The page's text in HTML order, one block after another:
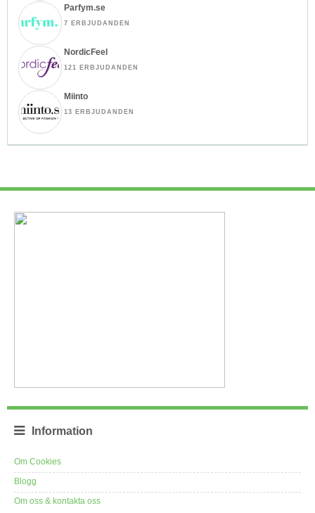
Parfym.se
7 ERBJUDANDEN
NordicFeel
121 ERBJUDANDEN
Miinto
13 ERBJUDANDEN
Information
Om Cookies
Blogg
Om oss & kontakta oss